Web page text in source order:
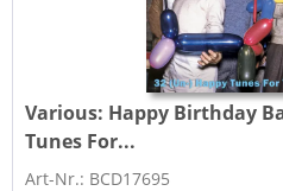
Various: Happy Birthday
Tunes For...
Art-Nr.: BCD17695